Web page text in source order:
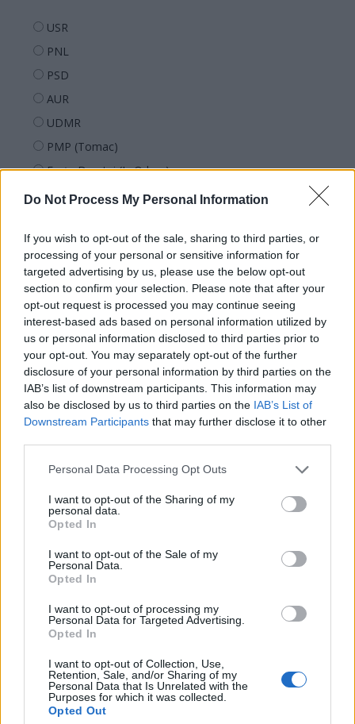
Do Not Process My Personal Information
If you wish to opt-out of the sale, sharing to third parties, or
processing of your personal or sensitive information for
targeted advertising by us, please use the below opt-out
section to confirm your selection. Please note that after your
opt-out request is processed you may continue seeing
interest-based ads based on personal information utilized by
us or personal information disclosed to third parties prior to
your opt-out. You may separately opt-out of the further
disclosure of your personal information by third parties on the
IAB’s list of downstream participants. This information may
also be disclosed by us to third parties on the IAB’s List of
Downstream Participants that may further disclose it to other
Personal Data Processing Opt Outs
I want to opt-out of the Sharing of my
personal data.
Opted In
I want to opt-out of the Sale of my
Personal Data.
Opted In
I want to opt-out of processing my
Personal Data for Targeted Advertising.
Opted In
I want to opt-out of Collection, Use,
Retention, Sale, and/or Sharing of my
Personal Data that Is Unrelated with the
Purposes for which it was collected.
Opted Out
USR
PNL
PSD
AUR
UDMR
PMP (Tomac)
Forța Dreptei (L. Orban)
PNȚMM
SENS
SOS (Șoșoacă)
POT (Gavrilă)
PACE (Peia)
Acțiunea Conservatoare (Târziu)
PDF (Lazarus)
PUSL (D. Voiculescu)
PNȚCD (Pavelescu)
PNCR (Terheș)
România pe Primul Loc (Ponta)
Altul
Arhiva sondajelor